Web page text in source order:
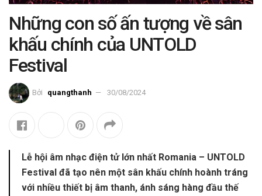
Những con số ấn tượng về sân
khấu chính của UNTOLD
Festival
Bởi quangthanh 30/08/2024
Lễ hội âm nhạc điện tử lớn nhất Romania – UNTOLD
Festival đã tạo nên một sân khấu chính hoành tráng
với nhiều thiết bị âm thanh, ánh sáng hàng đầu thế